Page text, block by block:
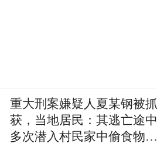
重大刑案嫌疑人夏某钢被抓
获，当地居民：其逃亡途中
多次潜入村民家中偷食物被